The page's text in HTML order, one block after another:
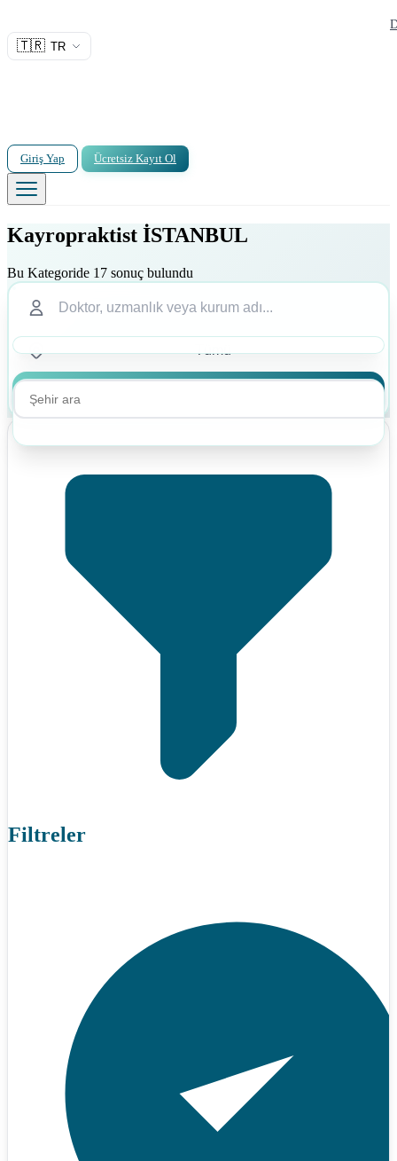
🇹🇷 TR
Giriş Yap Ücretsiz Kayıt Ol
Kayropraktist İSTANBUL
Bu Kategoride 17 sonuç bulundu
Filtreler